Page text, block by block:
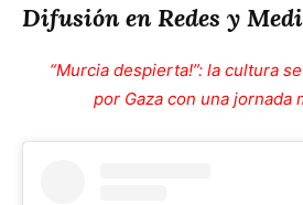
Difusión en Redes y
“Murcia despierta!”: la cultura
por Gaza con una jornada